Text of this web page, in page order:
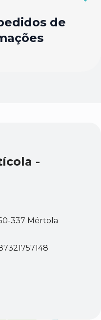
de
-
337 Mértola